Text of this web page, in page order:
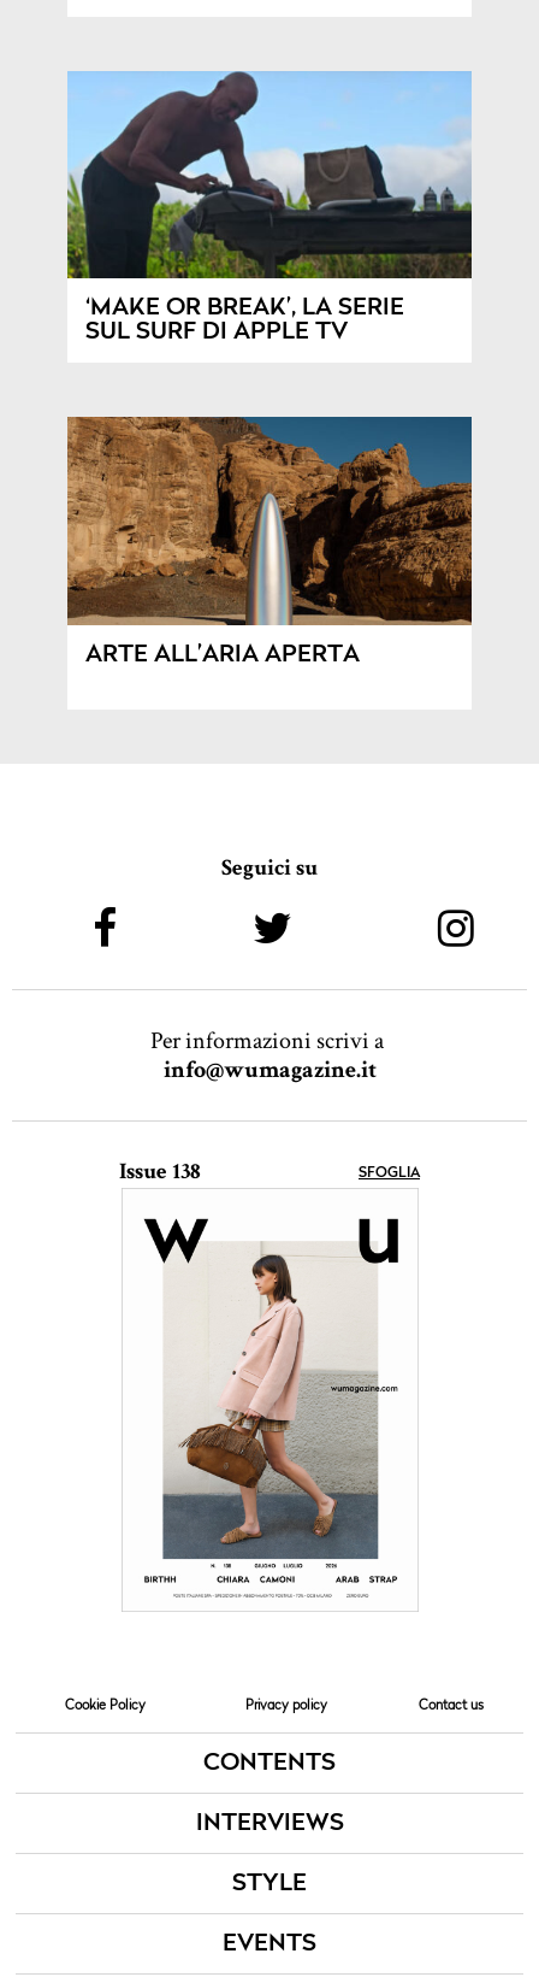
‘MAKE OR BREAK’, LA SERIE
SUL SURF DI APPLE TV
ARTE ALL’ARIA APERTA
Seguici su
Per informazioni scrivi a
info@wumagazine.it
Issue 138 SFOGLIA
Cookie Policy Privacy policy Contact us
CONTENTS
INTERVIEWS
STYLE
EVENTS